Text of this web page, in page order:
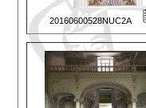
20160600528NUC2A